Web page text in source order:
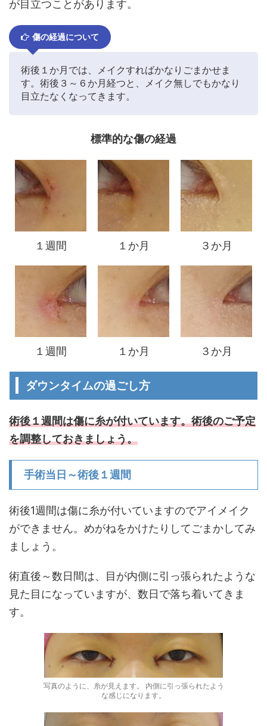
が目立つことがあります。
傷の経過について
術後１か月では、メイクすればかなりごまかせま
す。術後３～６か月経つと、メイク無しでもかなり
目立たなくなってきます。
標準的な傷の経過
１週間 １か月 ３か月
１週間 １か月 ３か月
ダウンタイムの過ごし方
術後１週間は傷に糸が付いています。術後のご予定
を調整しておきましょう。
手術当日～術後１週間
術後1週間は傷に糸が付いていますのでアイメイク
ができません。めがねをかけたりしてごまかしてみ
ましょう。
術直後～数日間は、目が内側に引っ張られたような
見た目になっていますが、数日で落ち着いてきま
す。
写真のように、糸が見えます。 内側に引っ張られたよう
な感じになります。